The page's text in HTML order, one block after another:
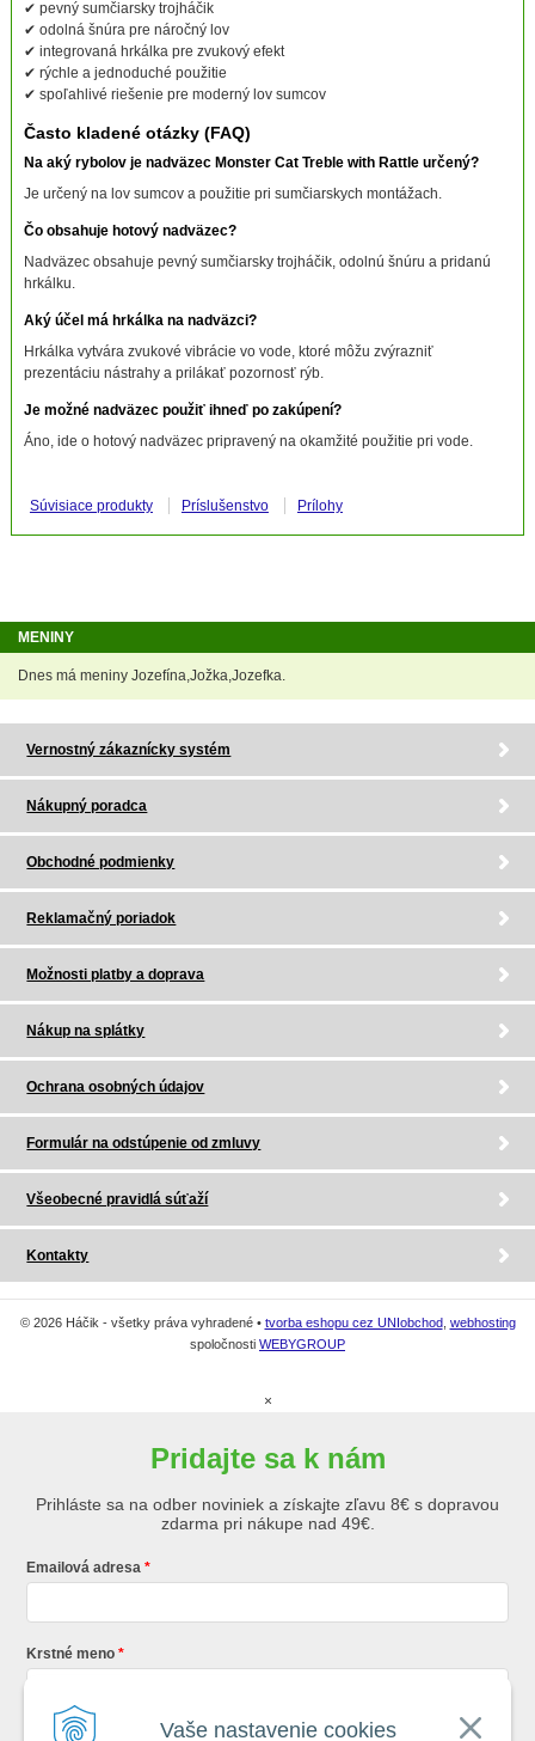
Vaše nastavenie cookies
✔ pevný sumčiarsky trojháčik
✔ odolná šnúra pre náročný lov
✔ integrovaná hrkálka pre zvukový efekt
✔ rýchle a jednoduché použitie
✔ spoľahlivé riešenie pre moderný lov sumcov
Často kladené otázky (FAQ)
Na aký rybolov je nadväzec Monster Cat Treble with Rattle určený?
Je určený na lov sumcov a použitie pri sumčiarskych montážach.
Čo obsahuje hotový nadväzec?
Nadväzec obsahuje pevný sumčiarsky trojháčik, odolnú šnúru a pridanú
hrkálku.
Aký účel má hrkálka na nadväzci?
Hrkálka vytvára zvukové vibrácie vo vode, ktoré môžu zvýrazniť
prezentáciu nástrahy a prilákať pozornosť rýb.
Je možné nadväzec použiť ihneď po zakúpení?
Áno, ide o hotový nadväzec pripravený na okamžité použitie pri vode.
Súvisiace produkty Príslušenstvo Prílohy
MENINY
Dnes má meniny Jozefína,Jožka,Jozefka.
Vernostný zákaznícky systém
Nákupný poradca
Obchodné podmienky
Reklamačný poriadok
Možnosti platby a doprava
Nákup na splátky
Ochrana osobných údajov
Formulár na odstúpenie od zmluvy
Všeobecné pravidlá súťaží
Kontakty
© 2026 Háčik - všetky práva vyhradené • tvorba eshopu cez UNIobchod, webhosting
spoločnosti WEBYGROUP
×
Pridajte sa k nám
Prihláste sa na odber noviniek a získajte zľavu 8€ s dopravou
zdarma pri nákupe nad 49€.
Emailová adresa
Krstné meno